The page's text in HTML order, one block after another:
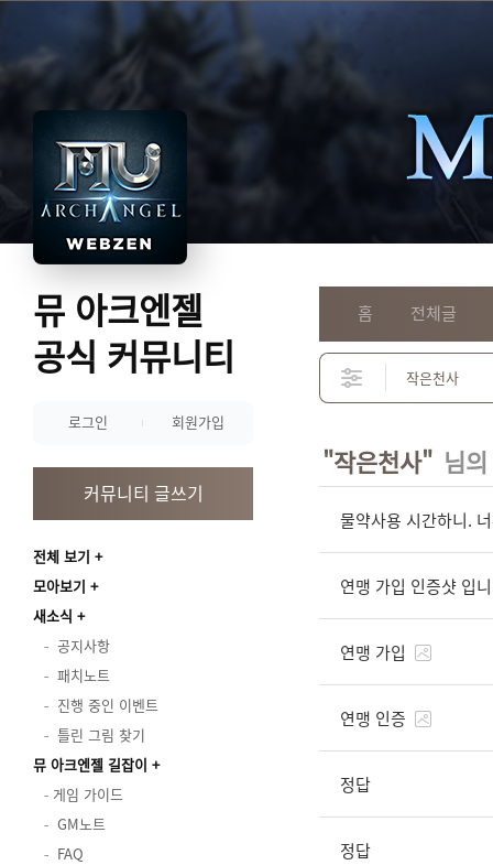
뮤 아크엔젤
공식 커뮤니티
로그인 회원가입
커뮤니티 글쓰기
전체 보기
모아보기
새소식
공지사항
패치노트
진행 중인 이벤트
틀린 그림 찾기
뮤 아크엔젤 길잡이
게임 가이드
GM노트
FAQ
홈 전체글
"작은천사" 님
물약사용 시간하니.
연맹 가입 인증샷 입
연맹 가입
연맹 인증
정답
정답